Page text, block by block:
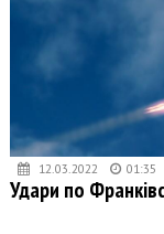
12.03.2022 01:35
Удари по